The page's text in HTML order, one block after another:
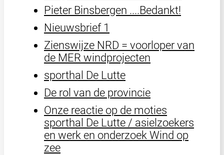
Pieter Binsbergen ....Bedankt!
Nieuwsbrief 1
Zienswijze NRD = voorloper van
de MER windprojecten
sporthal De Lutte
De rol van de provincie
Onze reactie op de moties
sporthal De Lutte / asielzoekers
en werk en onderzoek Wind op
zee